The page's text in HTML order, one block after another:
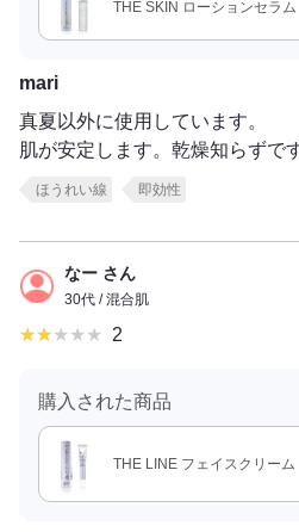
THE SKIN ローションセラム
mari
真夏以外に使用しています。
肌が安定します。乾燥知らずで
ほうれい線 即効性
なー さん
30代 / 混合肌
2
購入された商品
THE LINE フェイスクリーム